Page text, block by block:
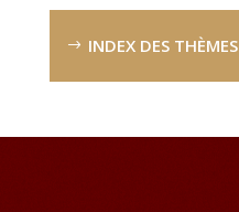
INDEX DES THÈMES